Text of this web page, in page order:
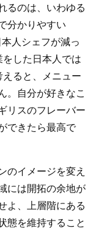
るのは、いわゆる
分かりやすい
人シェフが減っ
をした日本人では
えると、メニュー
。自分が好きなこ
リスのフレーバー
できたら最高で
のイメージを変え
には開拓の余地が
よ、上層階にある
態を維持すること